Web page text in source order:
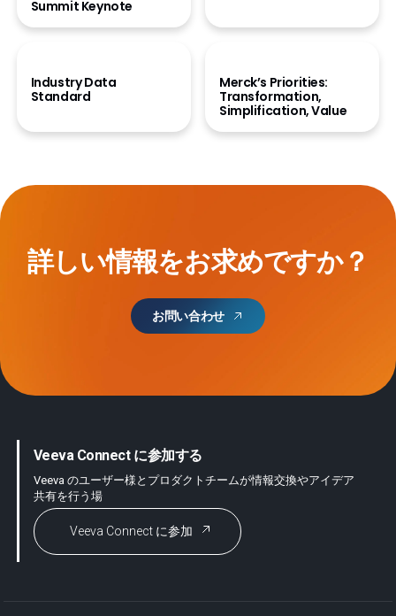
Summit Keynote
Industry Data
Standard
Merck’s Priorities:
Transformation,
Simplification, Value
詳しい情報をお求めですか？
お問い合わせ
Veeva Connect に参加する
Veeva のユーザー様とプロダクトチームが情報交換やアイデア
共有を行う場
Veeva Connect に参加